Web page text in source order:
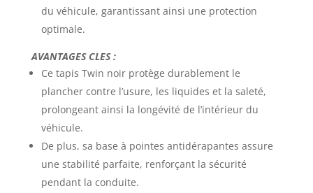
du véhicule, garantissant ainsi une protection
optimale.
AVANTAGES CLES :
Ce tapis Twin noir protège durablement le
plancher contre l’usure, les liquides et la saleté,
prolongeant ainsi la longévité de l’intérieur du
véhicule.
De plus, sa base à pointes antidérapantes assure
une stabilité parfaite, renforçant la sécurité
pendant la conduite.